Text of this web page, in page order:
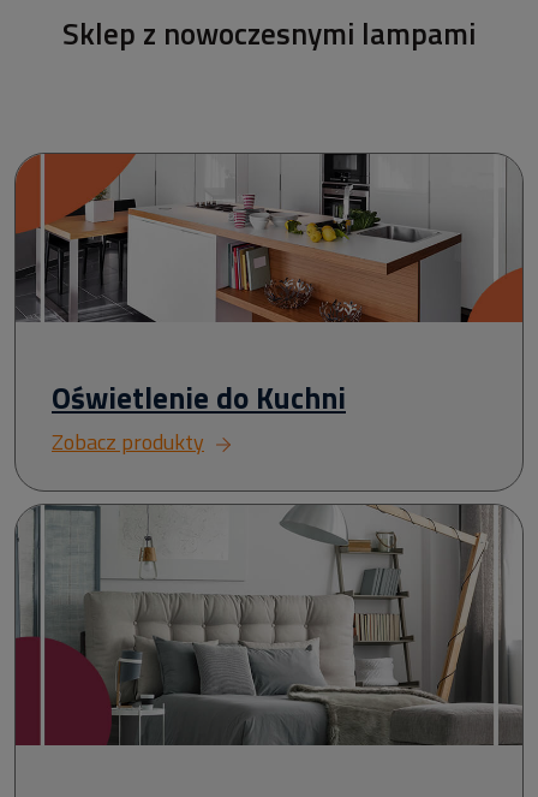
Sklep z nowoczesnymi lampami
Oświetlenie do Kuchni
Zobacz produkty